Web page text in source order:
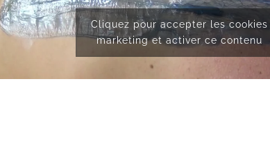
Cliquez pour accepter les cookies
marketing et activer ce contenu